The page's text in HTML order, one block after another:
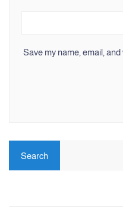
Save my name, email,